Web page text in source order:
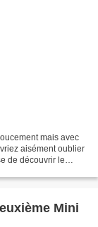
mais avec
aisément oublier
de découvrir le
Mini